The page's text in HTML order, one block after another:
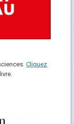
Cliquez